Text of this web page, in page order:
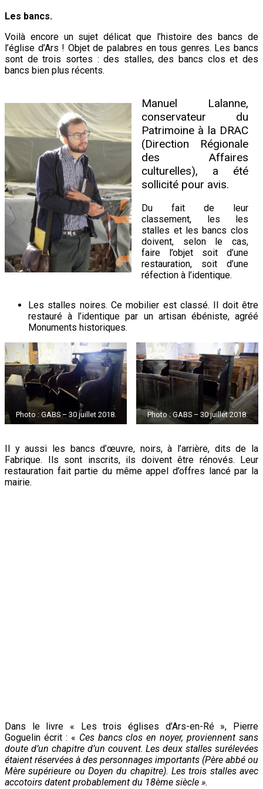
Les bancs.
Voilà encore un sujet délicat que l’histoire des bancs de
l’église d’Ars ! Objet de palabres en tous genres. Les bancs
sont de trois sortes : des stalles, des bancs clos et des
bancs bien plus récents.
Manuel Lalanne,
conservateur du
Patrimoine à la DRAC
(Direction Régionale
des Affaires
culturelles), a été
sollicité pour avis.
Du fait de leur
classement, les les
stalles et les bancs clos
doivent, selon le cas,
faire l’objet soit d’une
restauration, soit d’une
réfection à l’identique.
Les stalles noires. Ce mobilier est classé. Il doit être
restauré à l’identique par un artisan ébéniste, agréé
Monuments historiques.
Photo : GABS – 30 juillet 2018. Photo : GABS – 30 juillet 2018.
Il y aussi les bancs d’œuvre, noirs, à l’arrière, dits de la
Fabrique. Ils sont inscrits, ils doivent être rénovés. Leur
restauration fait partie du même appel d’offres lancé par la
mairie.
Dans le livre « Les trois églises d’Ars-en-Ré », Pierre
Goguelin écrit : « Ces bancs clos en noyer, proviennent sans
doute d’un chapitre d’un couvent. Les deux stalles surélevées
étaient réservées à des personnages importants (Père abbé ou
Mère supérieure ou Doyen du chapitre). Les trois stalles avec
accotoirs datent probablement du 18ème siècle ».